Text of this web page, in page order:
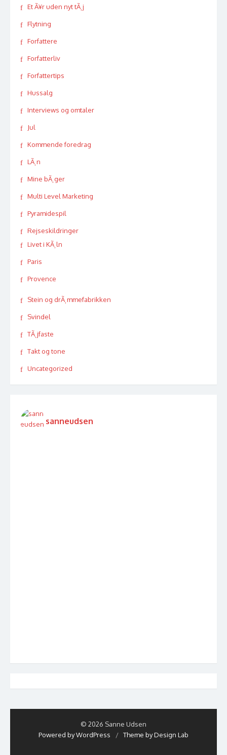
Et Ã¥r uden nyt tÃ¸j
Flytning
Forfattere
Forfatterliv
Forfattertips
Hussalg
Interviews og omtaler
Jul
Kommende foredrag
LÃ¸n
Mine bÃ¸ger
Multi Level Marketing
Pyramidespil
Rejseskildringer
Livet i KÃ¸ln
Paris
Provence
Stein og drÃ¸mmefabrikken
Svindel
TÃ¸jfaste
Takt og tone
Uncategorized
sanneudsen
© 2026 Sanne Udsen
Powered by WordPress
/ Theme by Design Lab